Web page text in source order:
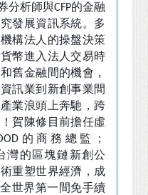
分析師與CFP的金融
發展資訊系統。多
構法人的操盤決策
幣進入法人交易時
舊金融間的機會，
訊業到新創事業間
業浪頭上奔馳，跨
賀陳修目前擔任虛
的商務總監；
灣的區塊鏈新創公
重塑世界經濟，成
世界第一間免手續